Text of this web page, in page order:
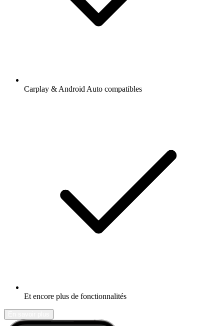
Carplay & Android Auto compatibles
Et encore plus de fonctionnalités